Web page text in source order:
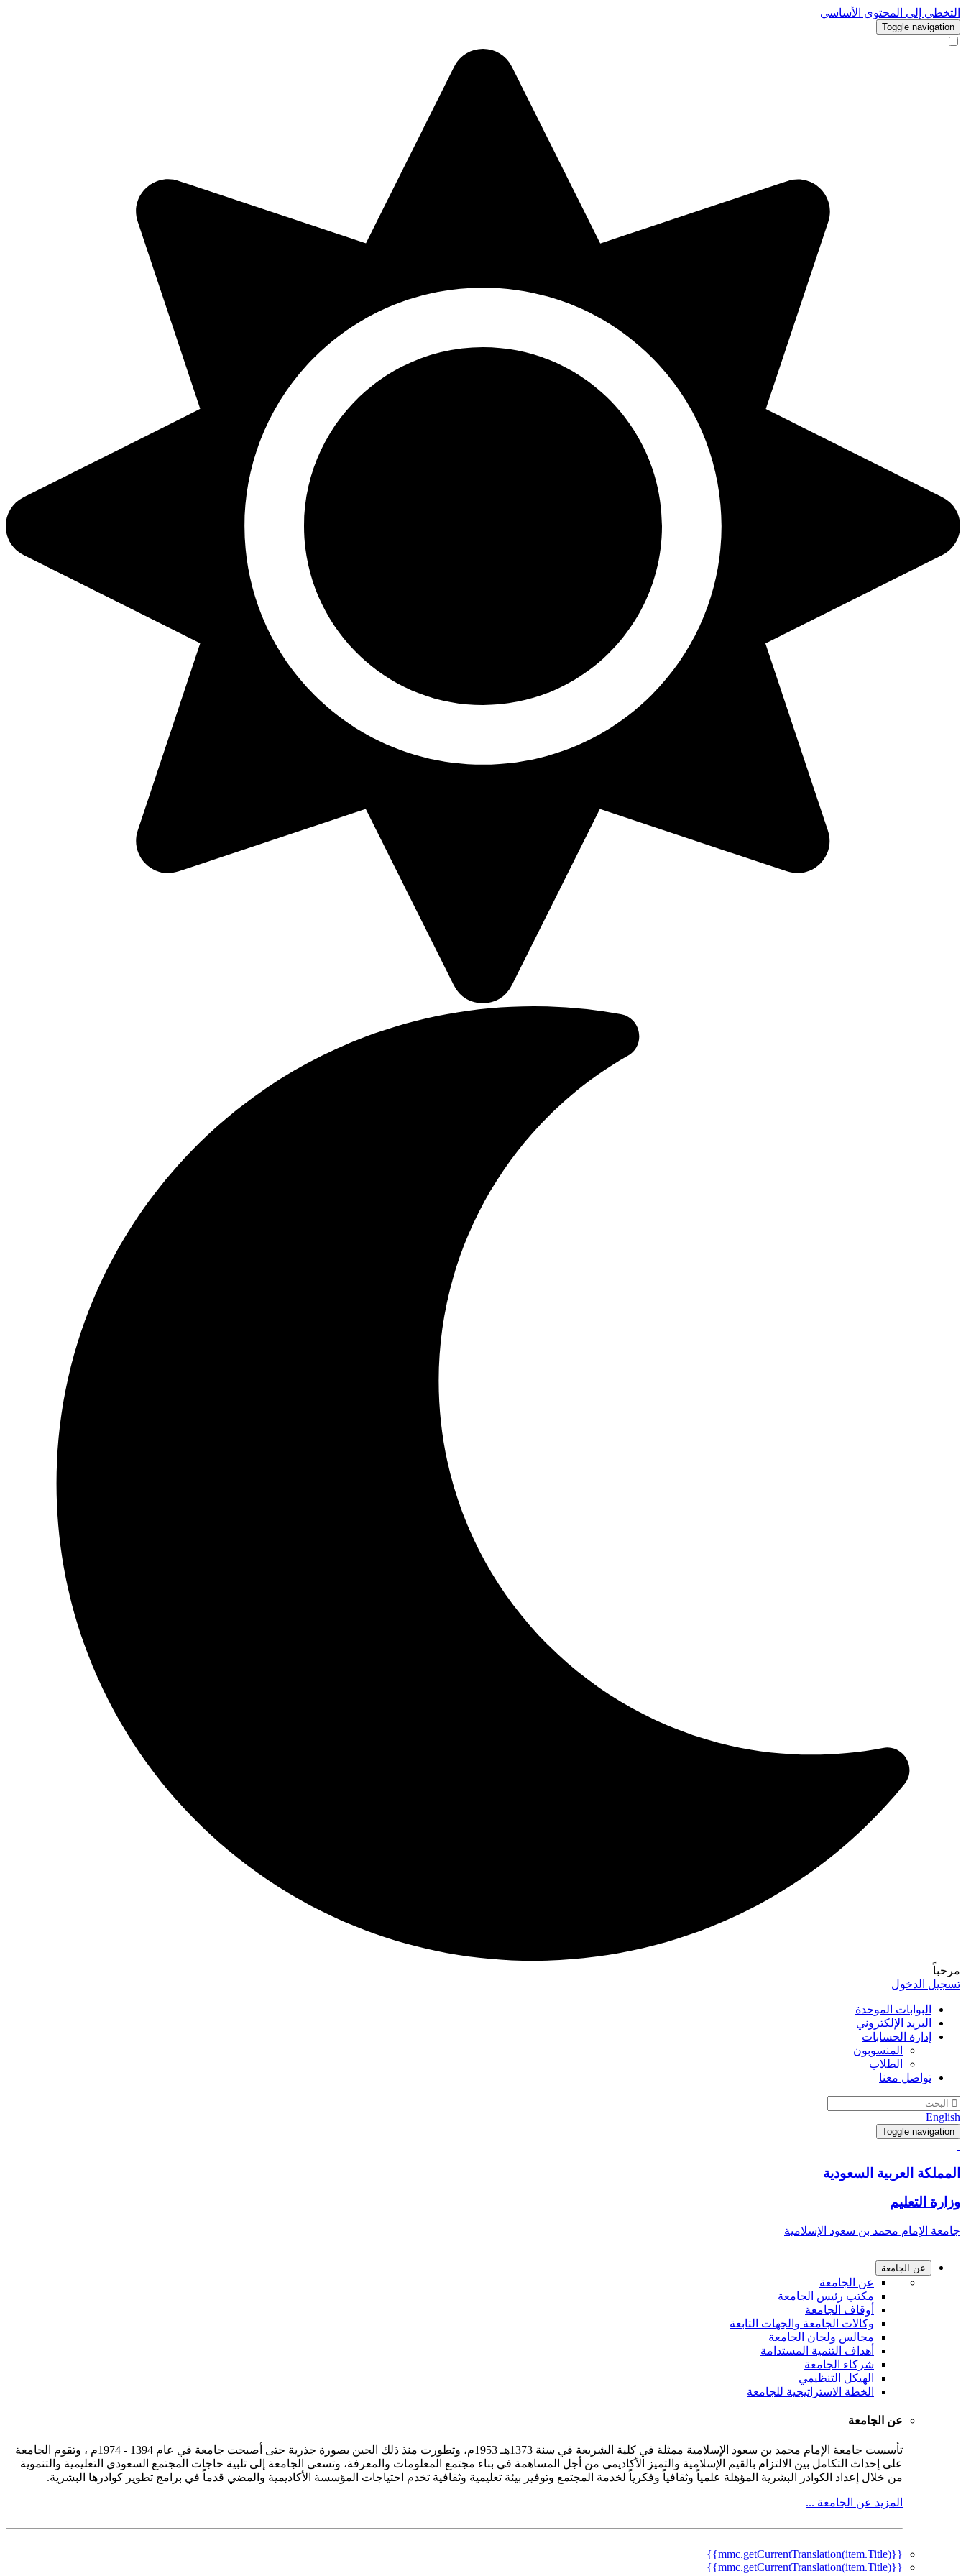
التخطي إلى المحتوى الأساسي
Toggle navigation
مرحباً
تسجيل الدخول
البوابات الموحدة
البريد الإلكتروني
إدارة الحسابات
المنسوبون
الطلاب
تواصل معنا
English
Toggle navigation
المملكة العربية السعودية
وزارة التعليم
جامعة الإمام محمد بن سعود الإسلامية
عن الجامعة
عن الجامعة
مكتب رئيس الجامعة
أوقاف الجامعة
وكالات الجامعة والجهات التابعة
مجالس ولجان الجامعة
أهداف التنمية المستدامة
شركاء الجامعة
الهيكل التنظيمي
الخطة الاستراتيجية للجامعة
عن الجامعة
تأسست جامعة الإمام محمد بن سعود الإسلامية ممثلة في كلية الشريعة في سنة 1373هـ 1953م، وتطورت منذ ذلك الحين بصورة جذرية حتى أصبحت جامعة في عام 1394 - 1974م ، وتقوم الجامعة
على إحداث التكامل بين الالتزام بالقيم الإسلامية والتميز الأكاديمي من أجل المساهمة في بناء مجتمع المعلومات والمعرفة، وتسعى الجامعة إلى تلبية حاجات المجتمع السعودي التعليمية والتنموية
من خلال إعداد الكوادر البشرية المؤهلة علمياً وثقافياً وفكرياً لخدمة المجتمع وتوفير بيئة تعليمية وثقافية تخدم احتياجات المؤسسة الأكاديمية والمضي قدماً في برامج تطوير كوادرها البشرية.
المزيد عن الجامعة ...
{{mmc.getCurrentTranslation(item.Title)}}
{{mmc.getCurrentTranslation(item.Title)}}